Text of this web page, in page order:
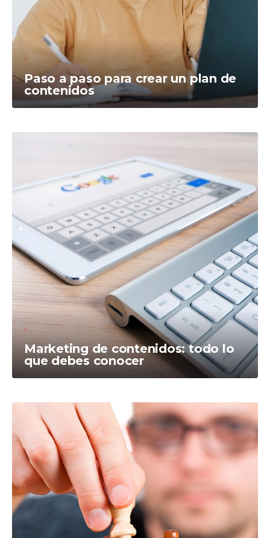
Paso a paso para crear un plan de
contenidos
Marketing de contenidos: todo lo
que debes conocer